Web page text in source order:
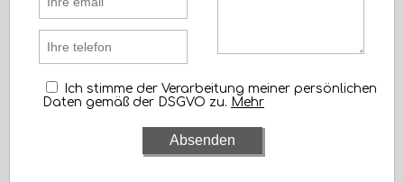
Ich stimme der Verarbeitung meiner persönlichen
Daten gemäß der DSGVO zu. Mehr